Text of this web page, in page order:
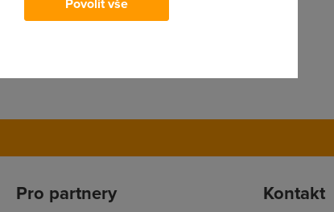
co dělat s jinou pozdější změnou na jiný tarif.
Pro partnery Kontakt